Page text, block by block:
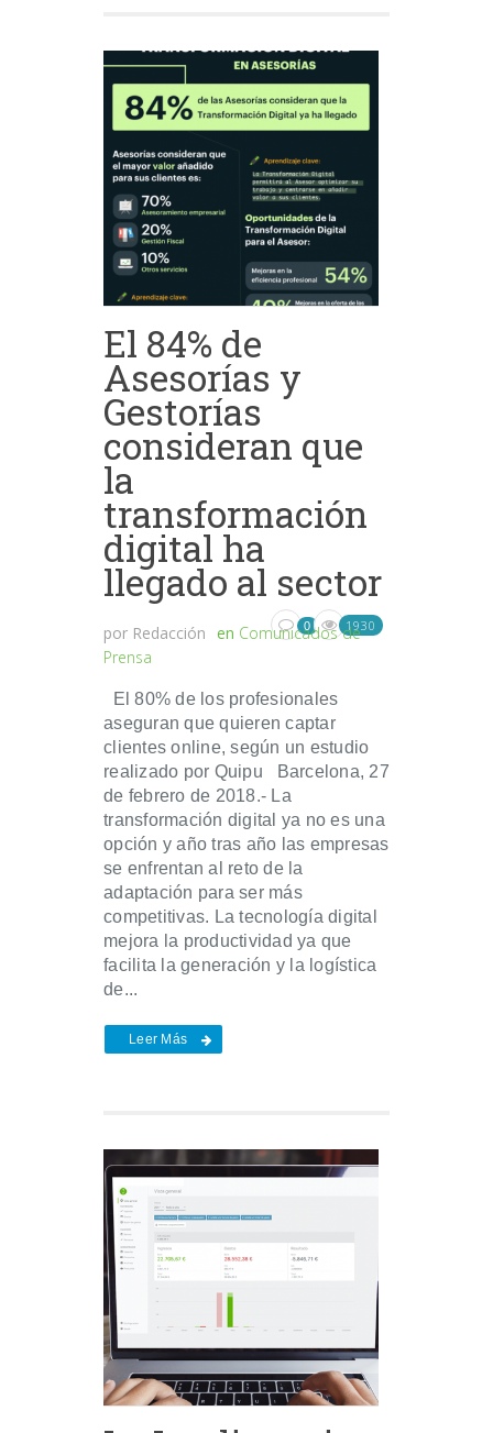
El 84% de
Asesorías y
Gestorías
consideran que
la
transformación
digital ha
llegado al sector
por Redacción en Comunicados de
Prensa
0 1930
El 80% de los profesionales
aseguran que quieren captar
clientes online, según un estudio
realizado por Quipu Barcelona, 27
de febrero de 2018.- La
transformación digital ya no es una
opción y año tras año las empresas
se enfrentan al reto de la
adaptación para ser más
competitivas. La tecnología digital
mejora la productividad ya que
facilita la generación y la logística
de...
Leer Más